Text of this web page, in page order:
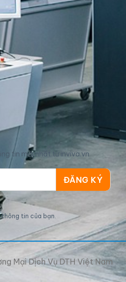
tin mới nhất từ inviva.vn
tin của bạn.
Mại Dịch Vụ DTH Việt Nam